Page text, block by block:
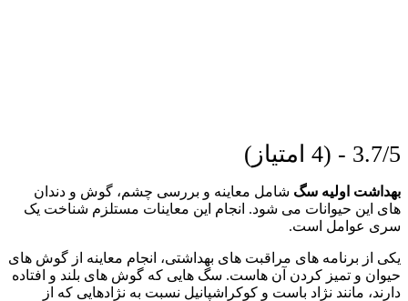
3.7/5 - (4 امتیاز)
بهداشت اولیه سگ شامل معاینه و بررسی چشم، گوش و دندان
های این حیوانات می شود. انجام این معاینات مستلزم شناخت یک
سری عوامل است.
یکی از برنامه های مراقبت های بهداشتی، انجام معاینه از گوش های
حیوان و تمیز کردن آن هاست. سگ هایی که گوش های بلند و افتاده
دارند، مانند نژاد باست و کوکراشپانیل نسبت به نژادهایی که از